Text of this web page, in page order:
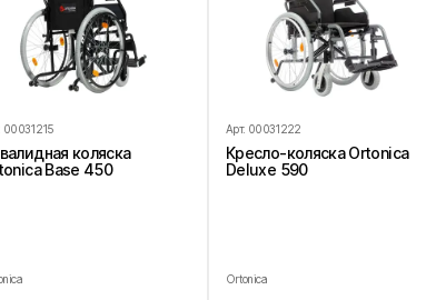
00031215
коляска
Base 450
Арт. 00031222
Кресло-коляска Ortonica
Deluxe 590
Ortonica